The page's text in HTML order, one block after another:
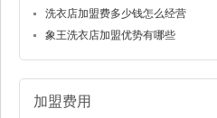
洗衣店加盟费多少钱怎么经营
象王洗衣店加盟优势有哪些
加盟费用